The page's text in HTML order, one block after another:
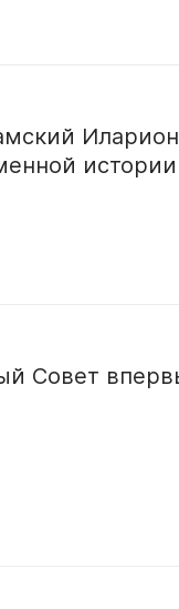
истории
Совет